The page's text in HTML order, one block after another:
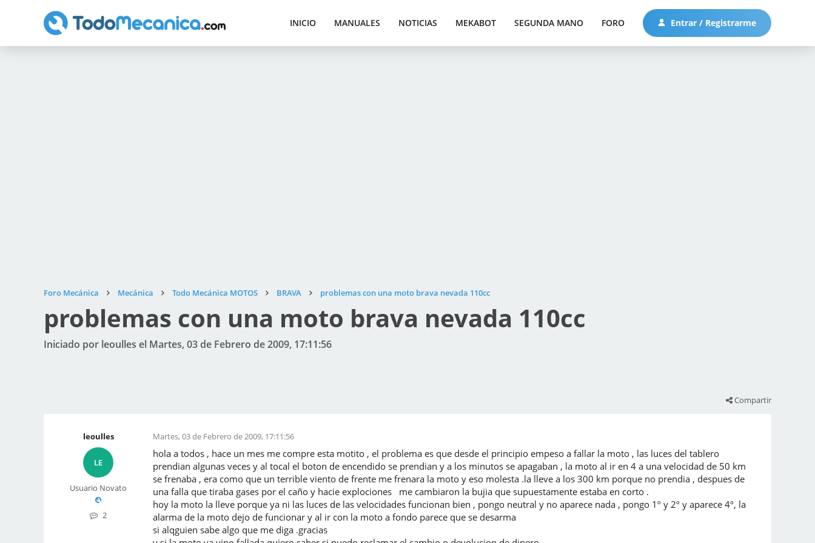
INICIO MANUALES NOTICIAS MEKABOT SEGUNDA MANO FORO Entrar / Registrarme
Foro Mecánica Mecánica Todo Mecánica MOTOS BRAVA problemas con una moto brava nevada 110cc
problemas con una moto brava nevada 110cc
Iniciado por leoulles el Martes, 03 de Febrero de 2009, 17:11:56
Compartir
leoulles
LE
Usuario Novato
2
Martes, 03 de Febrero de 2009, 17:11:56
hola a todos , hace un mes me compre esta motito , el problema es que desde el principio empeso a fallar la moto , las luces del tablero
prendian algunas veces y al tocal el boton de encendido se prendian y a los minutos se apagaban , la moto al ir en 4 a una velocidad de 50 km
se frenaba , era como que un terrible viento de frente me frenara la moto y eso molesta .la lleve a los 300 km porque no prendia , despues de
una falla que tiraba gases por el caño y hacie explociones me cambiaron la bujia que supuestamente estaba en corto .
hoy la moto la lleve porque ya ni las luces de las velocidades funcionan bien , pongo neutral y no aparece nada , pongo 1º y 2º y aparece 4º, la
alarma de la moto dejo de funcionar y al ir con la moto a fondo parece que se desarma
si alqguien sabe algo que me diga .gracias